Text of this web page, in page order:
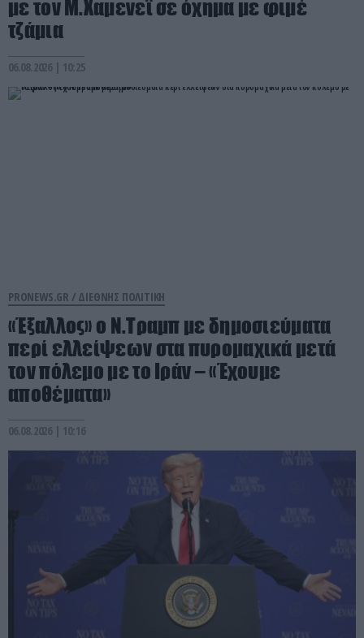
με τον Μ.Χαμενεΐ σε όχημα με φιμέ
τζάμια
06.08.2026 | 10:25
PRONEWS.GR / ΔΙΕΘΝΗΣ ΠΟΛΙΤΙΚΗ
«Έξαλλος» ο Ν.Τραμπ με δημοσιεύματα
περί ελλείψεων στα πυρομαχικά μετά
τον πόλεμο με το Ιράν – «Έχουμε
αποθέματα»
06.08.2026 | 10:16